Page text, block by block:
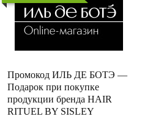
Промокод ИЛЬ ДЕ БОТЭ —
Подарок при покупке
продукции бренда HAIR
RITUEL BY SISLEY